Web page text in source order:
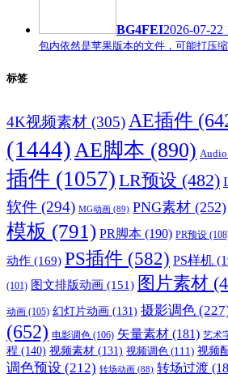
BG4FEI2026-07-22
包内依然是苹果版本的文件，可能打压
标签
4K视频素材 (305)AE插件
(1444)AE脚本 (890)
插件 (1057) LR预设 (482)
软件 (294) MG动画 (89) PNG素材 (252)
模板 (791) PR脚本 (190) PR预设
动作 (169) PS插件 (582) PS样机
(101) 图文排版动画 (151) 图片素材
动画 (105) 幻灯片动画 (131) 摄影调色
(652) 电影调色 (106) 矢量素材 (181) 艺术
程 (140) 视频素材 (131) 视频调色 (111) 视频
调色预设 (212) 转场动画 (88) 转场过渡